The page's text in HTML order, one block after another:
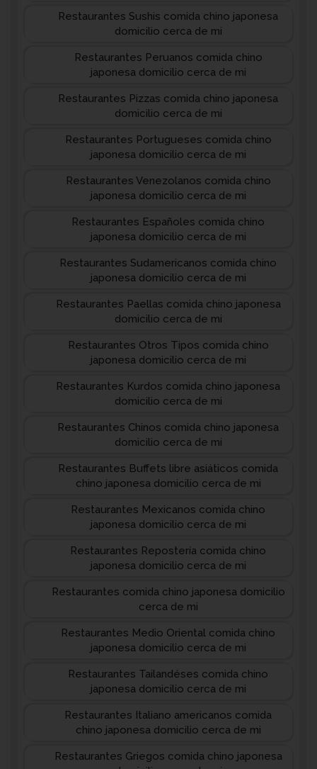
Restaurantes Sushis comida chino japonesa
domicilio cerca de mi
Restaurantes Peruanos comida chino
japonesa domicilio cerca de mi
Restaurantes Pizzas comida chino japonesa
domicilio cerca de mi
Restaurantes Portugueses comida chino
japonesa domicilio cerca de mi
Restaurantes Venezolanos comida chino
japonesa domicilio cerca de mi
Restaurantes Españoles comida chino
japonesa domicilio cerca de mi
Restaurantes Sudamericanos comida chino
japonesa domicilio cerca de mi
Restaurantes Paellas comida chino japonesa
domicilio cerca de mi
Restaurantes Otros Tipos comida chino
japonesa domicilio cerca de mi
Restaurantes Kurdos comida chino japonesa
domicilio cerca de mi
Restaurantes Chinos comida chino japonesa
domicilio cerca de mi
Restaurantes Buffets libre asiáticos comida
chino japonesa domicilio cerca de mi
Restaurantes Mexicanos comida chino
japonesa domicilio cerca de mi
Restaurantes Repostería comida chino
japonesa domicilio cerca de mi
Restaurantes comida chino japonesa domicilio
cerca de mi
Restaurantes Medio Oriental comida chino
japonesa domicilio cerca de mi
Restaurantes Tailandéses comida chino
japonesa domicilio cerca de mi
Restaurantes Italiano americanos comida
chino japonesa domicilio cerca de mi
Restaurantes Griegos comida chino japonesa